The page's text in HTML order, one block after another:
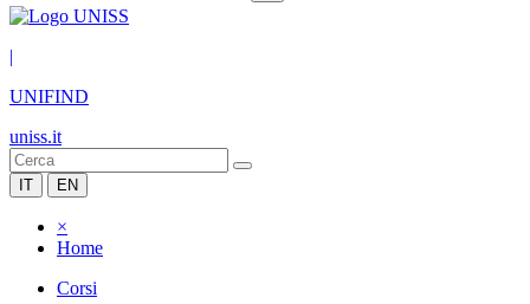
|
UNIFIND
uniss.it
IT EN
×
Home
Corsi